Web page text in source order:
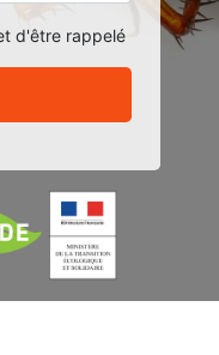
d'être rappelé